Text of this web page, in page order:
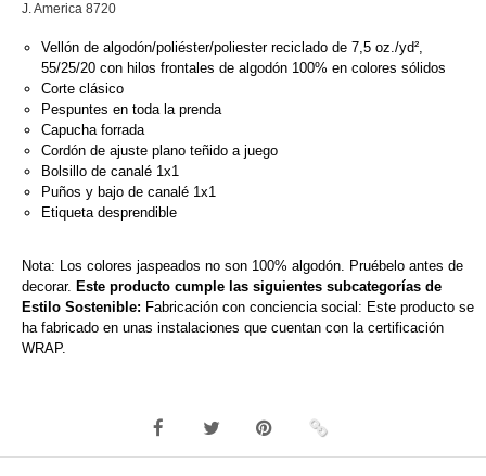
J. America 8720
Vellón de algodón/poliéster/poliester reciclado de 7,5 oz./yd²,
55/25/20 con hilos frontales de algodón 100% en colores sólidos
Corte clásico
Pespuntes en toda la prenda
Capucha forrada
Cordón de ajuste plano teñido a juego
Bolsillo de canalé 1x1
Puños y bajo de canalé 1x1
Etiqueta desprendible
Nota: Los colores jaspeados no son 100% algodón. Pruébelo antes de
decorar. Este producto cumple las siguientes subcategorías de
Estilo Sostenible: Fabricación con conciencia social: Este producto se
ha fabricado en unas instalaciones que cuentan con la certificación
WRAP.